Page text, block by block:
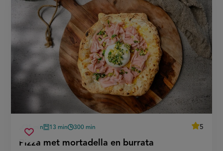
Pizza met mortadella en burrata
voorbereidingstijd
35 min
oventijd
13 min
wachttijd
300 min
average
5
Sla
pizza
met